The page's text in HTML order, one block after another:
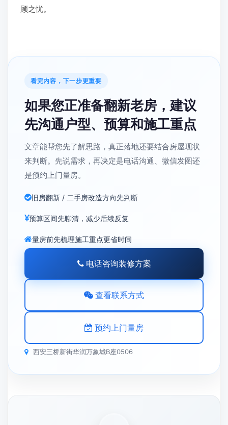
顾之忧。
看完内容，下一步更重要
如果您正准备翻新老房，建议
先沟通户型、预算和施工重点
文章能帮您先了解思路，真正落地还要结合房屋现状
来判断。先说需求，再决定是电话沟通、微信发图还
是预约上门量房。
旧房翻新 / 二手房改造方向先判断
预算区间先聊清，减少后续反复
量房前先梳理施工重点更省时间
电话咨询装修方案
查看联系方式
预约上门量房
西安三桥新街华润万象城B座0506